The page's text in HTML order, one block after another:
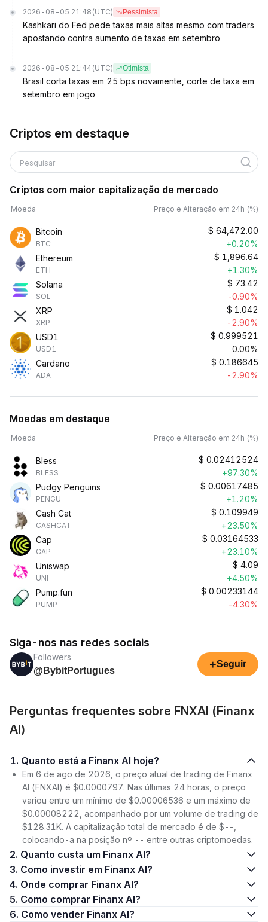
2026-08-05 21:48 (UTC) Pessimista
Kashkari do Fed pede taxas mais altas mesmo com traders
apostando contra aumento de taxas em setembro
2026-08-05 21:44 (UTC) Otimista
Brasil corta taxas em 25 bps novamente, corte de taxa em
setembro em jogo
Criptos em destaque
Pesquisar
Criptos com maior capitalização de mercado
Moeda Preço e Alteração em 24h (%)
Bitcoin
BTC
$ 64,472.00
+0.20%
Ethereum
ETH
$ 1,896.64
+1.30%
Solana
SOL
$ 73.42
-0.90%
XRP
XRP
$ 1.042
-2.90%
USD1
USD1
$ 0.999521
0.00%
Cardano
ADA
$ 0.186645
-2.90%
Moedas em destaque
Moeda Preço e Alteração em 24h (%)
Bless
BLESS
$ 0.02412524
+97.30%
Pudgy Penguins
PENGU
$ 0.00617485
+1.20%
Cash Cat
CASHCAT
$ 0.109949
+23.50%
Cap
CAP
$ 0.03164533
+23.10%
Uniswap
UNI
$ 4.09
+4.50%
Pump.fun
PUMP
$ 0.00233144
-4.30%
Siga-nos nas redes sociais
Followers
@BybitPortugues
+Seguir
Perguntas frequentes sobre FNXAI (Finanx
AI)
1. Quanto está a Finanx AI hoje?
Em 6 de ago de 2026, o preço atual de trading de Finanx
AI (FNXAI) é $0.0000797. Nas últimas 24 horas, o preço
variou entre um mínimo de $0.00006536 e um máximo de
$0.00008222, acompanhado por um volume de trading de
$128.31K. A capitalização total de mercado é de $--,
colocando-a na posição nº -- entre outras criptomoedas.
2. Quanto custa um Finanx AI?
3. Como investir em Finanx AI?
4. Onde comprar Finanx AI?
5. Como comprar Finanx AI?
6. Como vender Finanx AI?